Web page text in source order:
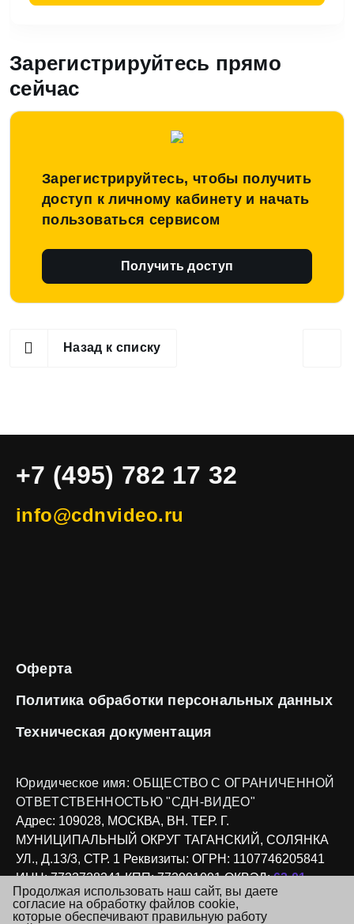
Зарегистрируйтесь прямо
сейчас
Зарегистрируйтесь, чтобы получить
доступ к личному кабинету и начать
пользоваться сервисом
Получить доступ
Назад к списку
+7 (495) 782 17 32
info@cdnvideo.ru
Оферта
Политика обработки персональных данных
Техническаядокументация
Юридическое имя:ОБЩЕСТВО С ОГРАНИЧЕННОЙ
ОТВЕТСТВЕННОСТЬЮ "СДН-ВИДЕО"
Адрес: 109028, МОСКВА, ВН. ТЕР. Г.
МУНИЦИПАЛЬНЫЙ ОКРУГ ТАГАНСКИЙ, СОЛЯНКА
УЛ., Д.13/3, СТР. 1 Реквизиты: ОГРН: 1107746205841
ИНН: 7733728241КПП: 772901001ОКВЭД:62.01
Copyright © 2026Все права защищены
Продолжая использовать наш сайт, вы даете
согласие на обработку файлов cookie,
которые обеспечивают правильную работу